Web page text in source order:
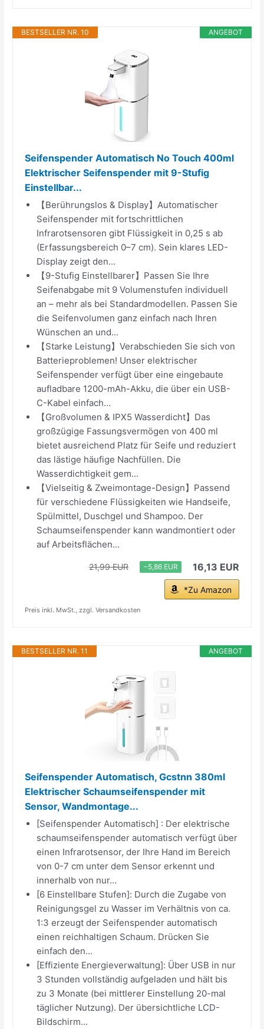
ANGEBOT
BESTSELLER NR. 10
Seifenspender Automatisch No Touch 400ml
Elektrischer Seifenspender mit 9-Stufig
Einstellbar...
【Berührungslos & Display】Automatischer
Seifenspender mit fortschrittlichen
Infrarotsensoren gibt Flüssigkeit in 0,25 s ab
(Erfassungsbereich 0–7 cm). Sein klares LED-
Display zeigt den...
【9-Stufig Einstellbarer】Passen Sie Ihre
Seifenabgabe mit 9 Volumenstufen individuell
an – mehr als bei Standardmodellen. Passen Sie
die Seifenvolumen ganz einfach nach Ihren
Wünschen an und...
【Starke Leistung】Verabschieden Sie sich von
Batterieproblemen! Unser elektrischer
Seifenspender verfügt über eine eingebaute
aufladbare 1200-mAh-Akku, die über ein USB-
C-Kabel einfach...
【Großvolumen & IPX5 Wasserdicht】Das
großzügige Fassungsvermögen von 400 ml
bietet ausreichend Platz für Seife und reduziert
das lästige häufige Nachfüllen. Die
Wasserdichtigkeit gem...
【Vielseitig & Zweimontage-Design】Passend
für verschiedene Flüssigkeiten wie Handseife,
Spülmittel, Duschgel und Shampoo. Der
Schaumseifenspender kann wandmontiert oder
auf Arbeitsflächen...
21,99 EUR −5,86 EUR 16,13 EUR
*Zu Amazon
Preis inkl. MwSt., zzgl. Versandkosten
ANGEBOT
BESTSELLER NR. 11
Seifenspender Automatisch, Gcstnn 380ml
Elektrischer Schaumseifenspender mit
Sensor, Wandmontage...
[Seifenspender Automatisch] : Der elektrische
schaumseifenspender automatisch verfügt über
einen Infrarotsensor, der Ihre Hand im Bereich
von 0-7 cm unter dem Sensor erkennt und
innerhalb von nur...
[6 Einstellbare Stufen]: Durch die Zugabe von
Reinigungsgel zu Wasser im Verhältnis von ca.
1:3 erzeugt der Seifenspender automatisch
einen reichhaltigen Schaum. Drücken Sie
einfach den...
[Effiziente Energieverwaltung]: Über USB in nur
3 Stunden vollständig aufgeladen und hält bis
zu 3 Monate (bei mittlerer Einstellung 20-mal
täglicher Nutzung). Der übersichtliche LCD-
Bildschirm...